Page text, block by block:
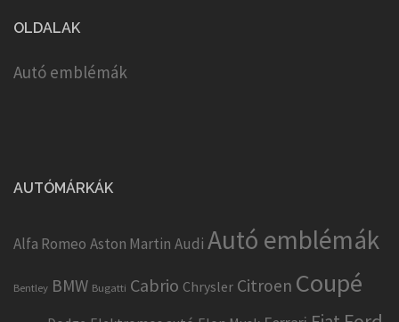
OLDALAK
Autó emblémák
AUTÓMÁRKÁK
Alfa Romeo Aston Martin Audi Autó emblémák
Bentley BMW Bugatti Cabrio Chrysler Citroen Coupé